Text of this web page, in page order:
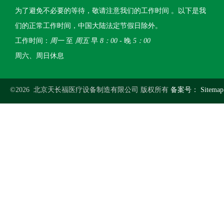
为了避免不必要的等待，敬请注意我们的工作时间 。以下是我
们的正常工作时间，中国大陆法定节假日除外。
工作时间： 周一至 周五早 8：00 - 晚 5：00
周六、周日休息
©2026 北京天长福医疗设备制造有限公司 版权所有 备案号：